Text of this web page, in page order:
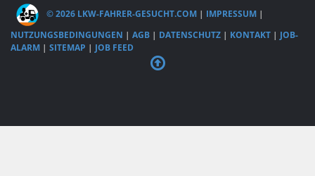
© 2026 LKW-FAHRER-GESUCHT.COM | IMPRESSUM |
NUTZUNGSBEDINGUNGEN | AGB | DATENSCHUTZ | KONTAKT | JOB-
ALARM | SITEMAP | JOB FEED